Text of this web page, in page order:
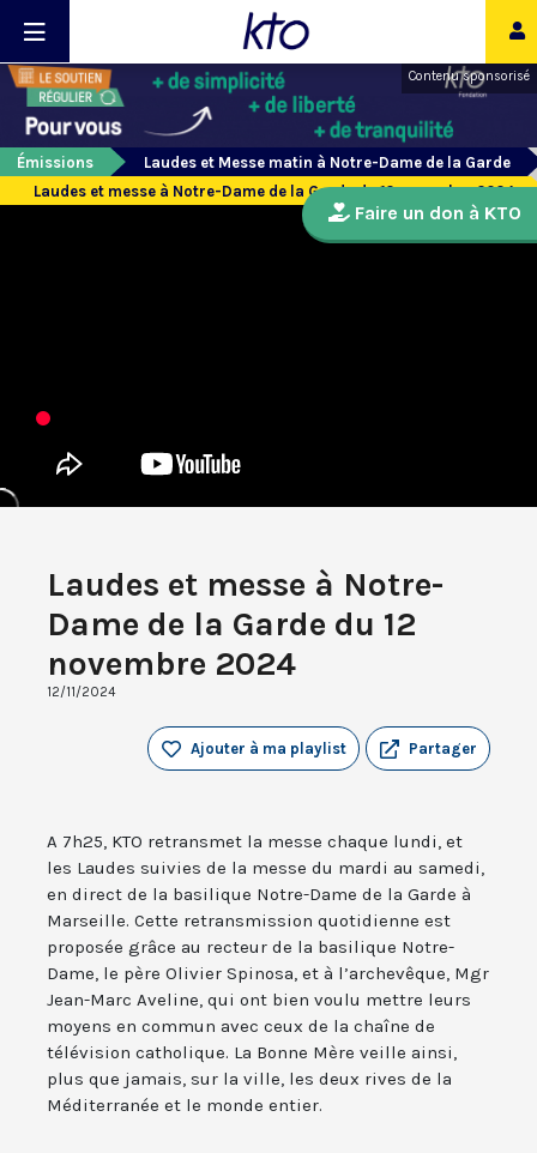
Contenu sponsorisé
Émissions
Laudes et Messe matin à Notre-Dame de la Garde
Laudes et messe à Notre-Dame de la Garde du 12 novembre 2024
Laudes et messe à Notre-
Dame de la Garde du 12
novembre 2024
12/11/2024
Partager
Ajouter à ma playlist
A 7h25, KTO retransmet la messe chaque lundi, et
les Laudes suivies de la messe du mardi au samedi,
en direct de la basilique Notre-Dame de la Garde à
Marseille. Cette retransmission quotidienne est
proposée grâce au recteur de la basilique Notre-
Dame, le père Olivier Spinosa, et à l’archevêque, Mgr
Jean-Marc Aveline, qui ont bien voulu mettre leurs
moyens en commun avec ceux de la chaîne de
télévision catholique. La Bonne Mère veille ainsi,
plus que jamais, sur la ville, les deux rives de la
Méditerranée et le monde entier.
Faire un don à KTO